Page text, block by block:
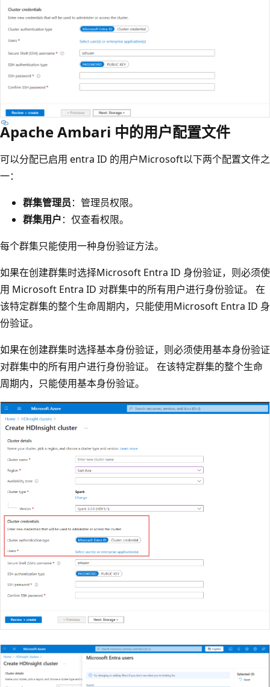
Apache Ambari 中的用户配置文件
可以分配已启用 entra ID 的用户Microsoft以下两个配置文件之
一：
群集管理员：管理员权限。
群集用户：仅查看权限。
每个群集只能使用一种身份验证方法。
如果在创建群集时选择Microsoft Entra ID 身份验证，则必须使
用 Microsoft Entra ID 对群集中的所有用户进行身份验证。 在
该特定群集的整个生命周期内，只能使用Microsoft Entra ID 身
份验证。
如果在创建群集时选择基本身份验证，则必须使用基本身份验证
对群集中的所有用户进行身份验证。 在该特定群集的整个生命
周期内，只能使用基本身份验证。